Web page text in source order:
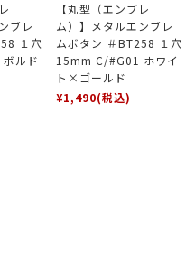
ブレ
１穴
ルド
【丸型（エンブレ
ム）】メタルエンブレ
ムボタン ＃BT258 １穴
15mm C/#G01 ホワイ
ト×ゴールド
¥1,490(税込)